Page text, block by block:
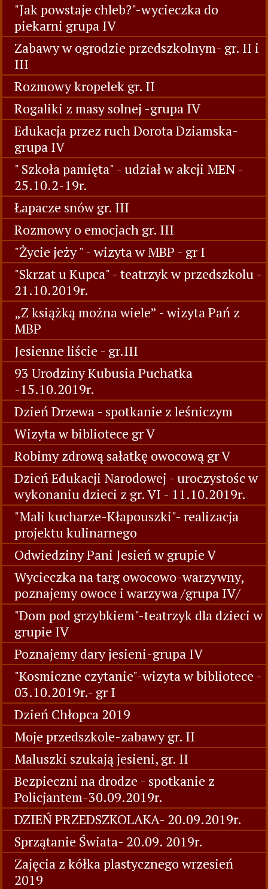
"Jak powstaje chleb?"-wycieczka do
piekarni grupa IV
Zabawy w ogrodzie przedszkolnym- gr. II i
III
Rozmowy kropelek gr. II
Rogaliki z masy solnej -grupa IV
Edukacja przez ruch Dorota Dziamska-
grupa IV
" Szkoła pamięta" - udział w akcji MEN -
25.10.2-19r.
Łapacze snów gr. III
Rozmowy o emocjach gr. III
"Życie jeży " - wizyta w MBP - gr I
"Skrzat u Kupca" - teatrzyk w przedszkolu -
21.10.2019r.
„Z książką można wiele” - wizyta Pań z
MBP
Jesienne liście - gr.III
93 Urodziny Kubusia Puchatka
-15.10.2019r.
Dzień Drzewa - spotkanie z leśniczym
Wizyta w bibliotece gr V
Robimy zdrową sałatkę owocową gr V
Dzień Edukacji Narodowej - uroczystośc w
wykonaniu dzieci z gr. VI - 11.10.2019r.
"Mali kucharze-Kłapouszki"- realizacja
projektu kulinarnego
Odwiedziny Pani Jesień w grupie V
Wycieczka na targ owocowo-warzywny,
poznajemy owoce i warzywa /grupa IV/
"Dom pod grzybkiem"-teatrzyk dla dzieci w
grupie IV
Poznajemy dary jesieni-grupa IV
"Kosmiczne czytanie"-wizyta w bibliotece -
03.10.2019r.- gr I
Dzień Chłopca 2019
Moje przedszkole-zabawy gr. II
Maluszki szukają jesieni, gr. II
Bezpieczni na drodze - spotkanie z
Policjantem-30.09.2019r.
DZIEŃ PRZEDSZKOLAKA- 20.09.2019r.
Sprzątanie Świata- 20.09. 2019r.
Zajęcia z kółka plastycznego wrzesień
2019